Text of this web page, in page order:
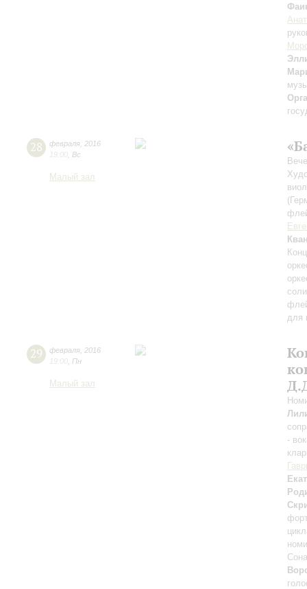
28 февраля 2016
19:00 Вс
Малый зал
для
29 февраля 2016
19:00 Пн
Малый зал
-